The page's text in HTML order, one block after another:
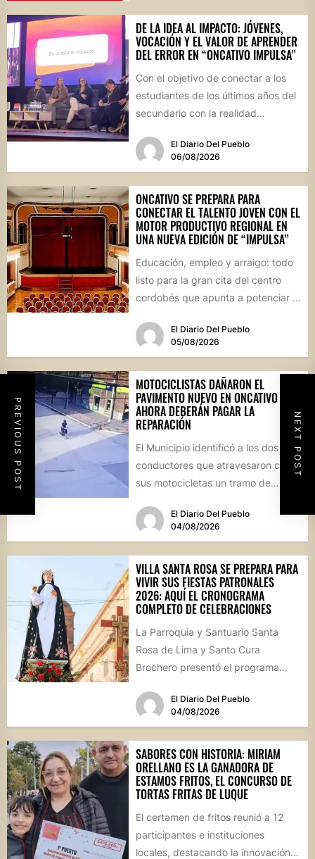
PREVIOUS POST NEXT POST
DE LA IDEA AL IMPACTO: JÓVENES,
VOCACIÓN Y EL VALOR DE APRENDER
DEL ERROR EN “ONCATIVO IMPULSA”
Con el objetivo de conectar a los
estudiantes de los últimos años del
secundario con la realidad
El Diario Del Pueblo
06/08/2026
ONCATIVO SE PREPARA PARA
CONECTAR EL TALENTO JOVEN CON EL
MOTOR PRODUCTIVO REGIONAL EN
UNA NUEVA EDICIÓN DE “IMPULSA”
Educación, empleo y arraigo: todo
listo para la gran cita del centro
cordobés que apunta a potenciar el
El Diario Del Pueblo
05/08/2026
MOTOCICLISTAS DAÑARON EL
PAVIMENTO NUEVO EN ONCATIVO Y
AHORA DEBERÁN PAGAR LA
REPARACIÓN
El Municipio identificó a los dos
conductores que atravesaron con
sus motocicletas un tramo de
calle...
El Diario Del Pueblo
04/08/2026
VILLA SANTA ROSA SE PREPARA PARA
VIVIR SUS FIESTAS PATRONALES
2026: AQUÍ EL CRONOGRAMA
COMPLETO DE CELEBRACIONES
La Parroquia y Santuario Santa
Rosa de Lima y Santo Cura
Brochero presentó el programa
El Diario Del Pueblo
04/08/2026
SABORES CON HISTORIA: MIRIAM
ORELLANO ES LA GANADORA DE
ESTAMOS FRITOS, EL CONCURSO DE
TORTAS FRITAS DE LUQUE
El certamen de fritos reunió a 12
participantes e instituciones
locales, destacando la innovación